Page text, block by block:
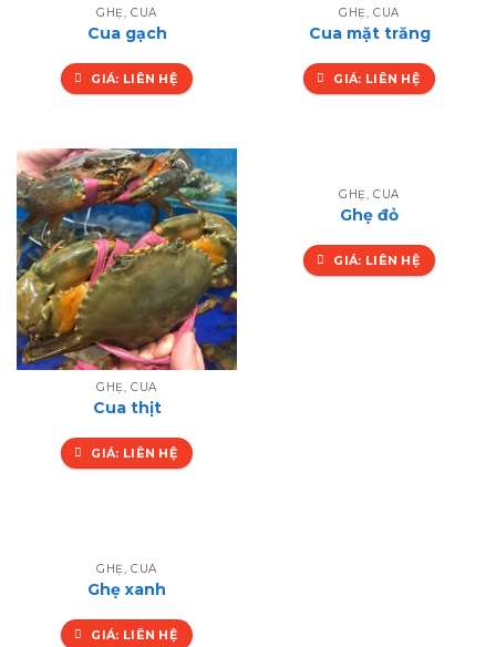
GHẸ, CUA
Cua gạch
GIÁ: LIÊN HỆ
GHẸ, CUA
Cua mặt trăng
GIÁ: LIÊN HỆ
GHẸ, CUA
Cua thịt
GIÁ: LIÊN HỆ
GHẸ, CUA
Ghẹ đỏ
GIÁ: LIÊN HỆ
GHẸ, CUA
Ghẹ xanh
GIÁ: LIÊN HỆ